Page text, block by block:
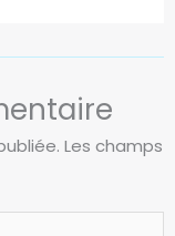
Les champs